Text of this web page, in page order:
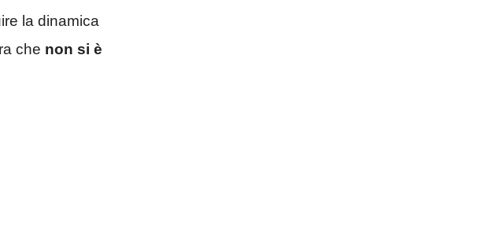
la dinamica
che non si è